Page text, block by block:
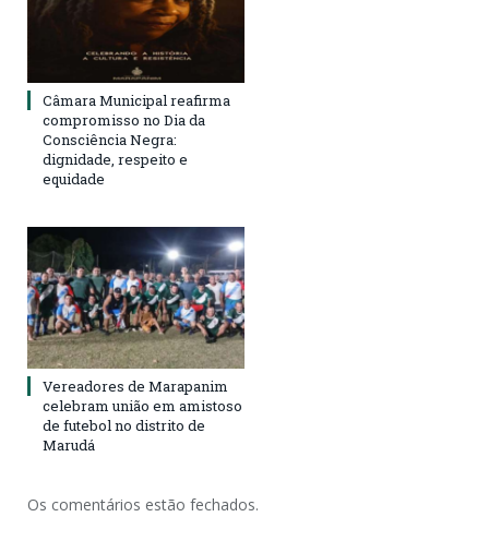
Câmara Municipal reafirma
compromisso no Dia da
Consciência Negra:
dignidade, respeito e
equidade
Vereadores de Marapanim
celebram união em amistoso
de futebol no distrito de
Marudá
Os comentários estão fechados.